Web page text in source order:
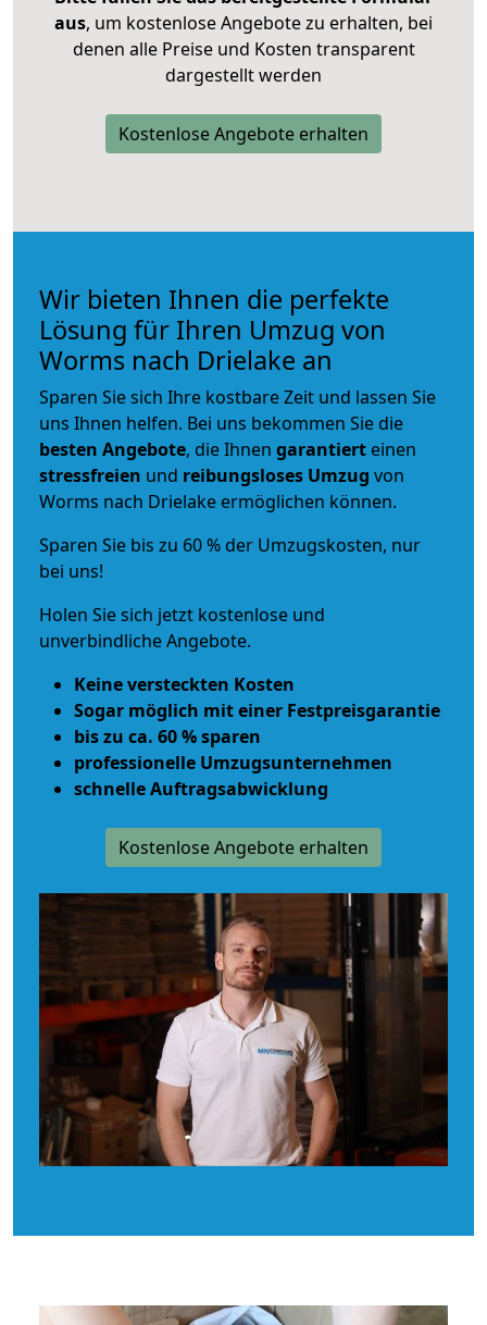
aus, um kostenlose Angebote zu erhalten, bei
denen alle Preise und Kosten transparent
dargestellt werden
Kostenlose Angebote erhalten
Wir bieten Ihnen die perfekte
Lösung für Ihren Umzug von
Worms nach Drielake an
Sparen Sie sich Ihre kostbare Zeit und lassen Sie
uns Ihnen helfen. Bei uns bekommen Sie die
besten Angebote, die Ihnen garantiert einen
stressfreien und reibungsloses Umzug von
Worms nach Drielake ermöglichen können.
Sparen Sie bis zu 60 % der Umzugskosten, nur
bei uns!
Holen Sie sich jetzt kostenlose und
unverbindliche Angebote.
Keine versteckten Kosten
Sogar möglich mit einer Festpreisgarantie
bis zu ca. 60 % sparen
professionelle Umzugsunternehmen
schnelle Auftragsabwicklung
Kostenlose Angebote erhalten